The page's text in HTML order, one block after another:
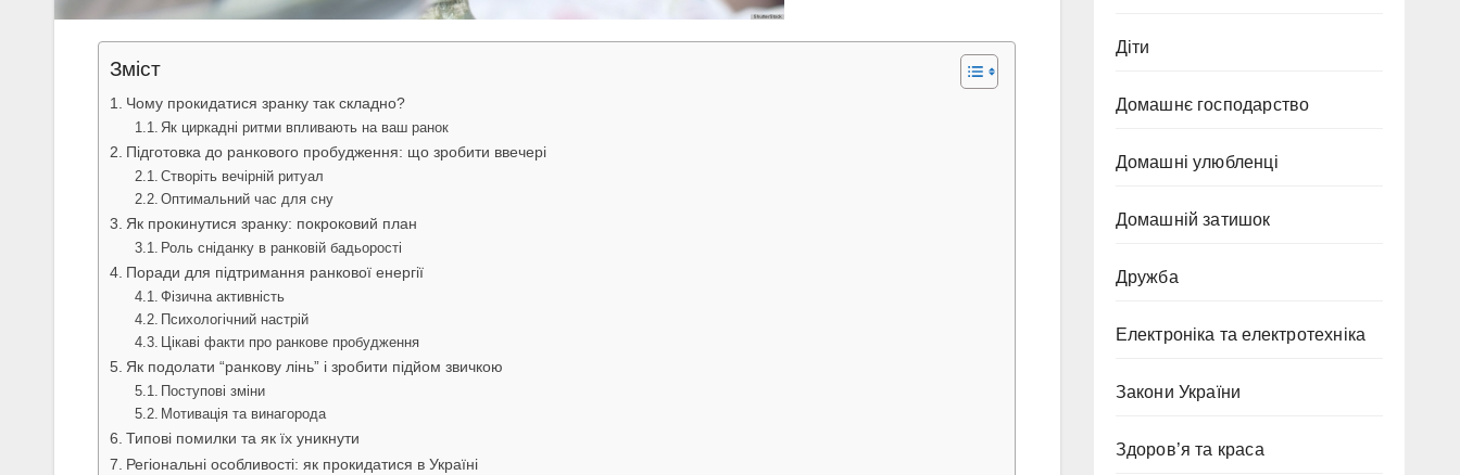
Зміст
Чому прокидатися зранку так складно?
Як циркадні ритми впливають на ваш ранок
Підготовка до ранкового пробудження: що зробити ввечері
Створіть вечірній ритуал
Оптимальний час для сну
Як прокинутися зранку: покроковий план
Роль сніданку в ранковій бадьорості
Поради для підтримання ранкової енергії
Фізична активність
Психологічний настрій
Цікаві факти про ранкове пробудження
Як подолати “ранкову лінь” і зробити підйом звичкою
Поступові зміни
Мотивація та винагорода
Типові помилки та як їх уникнути
Регіональні особливості: як прокидатися в Україні
Діти
Домашнє господарство
Домашні улюбленці
Домашній затишок
Дружба
Електроніка та електротехніка
Закони України
Здоров’я та краса